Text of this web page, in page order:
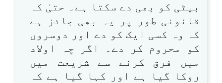
بیٹی کو بھی دے سکتا ہے۔ حتیٰ کہ
قانونی طور پر یہ بھی جائز ہے
کہ وہ کسی ایک کو دے اور دوسروں
کو محروم کر دے۔ اگر چہ اولاد
میں فرق کرنے سے شریعت میں
روکا گیا ہے اور کہا گیا ہے کہ